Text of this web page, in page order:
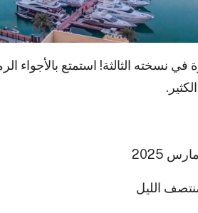
في نسخته الثالثة! استمتع